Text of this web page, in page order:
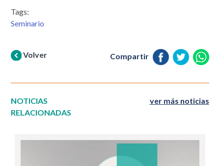
Tags:
Seminario
Volver Compartir
NOTICIAS
RELACIONADAS
ver más noticias